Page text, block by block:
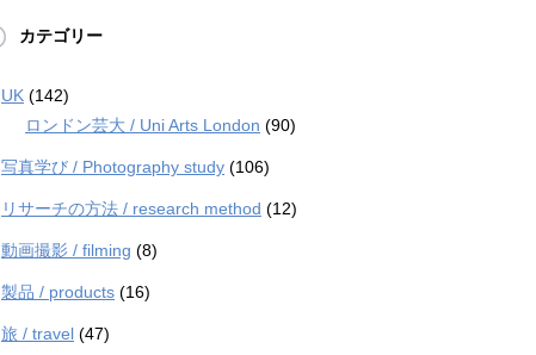
カテゴリー
UK (142)
ロンドン芸大 / Uni Arts London (90)
写真学び / Photography study (106)
リサーチの方法 / research method (12)
動画撮影 / filming (8)
製品 / products (16)
旅 / travel (47)